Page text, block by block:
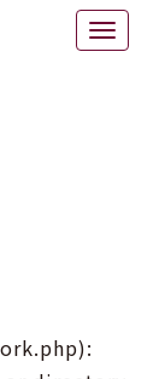
Toggle